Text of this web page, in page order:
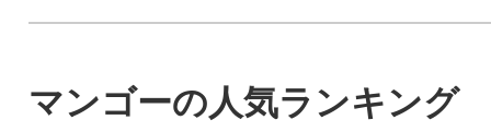
マンゴーの人気ランキング